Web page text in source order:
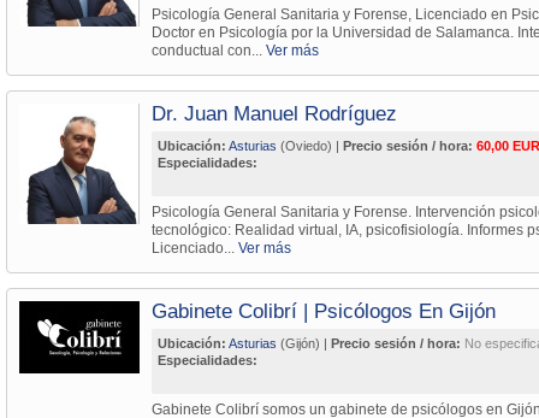
Psicología General Sanitaria y Forense, Licenciado en
Doctor en Psicología por la Universidad de Salamanca.
conductual con... Ver más
Dr. Juan Manuel Rodríguez
Ubicación: Asturias (Oviedo) | Precio sesión / hora: 60,00
Especialidades:
Psicología General Sanitaria y Forense. Intervención
tecnológico: Realidad virtual, IA, psicofisiología. Informes
Licenciado... Ver más
Gabinete Colibrí | Psicólogos En Gijón
Ubicación: Asturias (Gijón) | Precio sesión / hora: No
Especialidades:
Gabinete Colibrí somos un gabinete de psicólogos en